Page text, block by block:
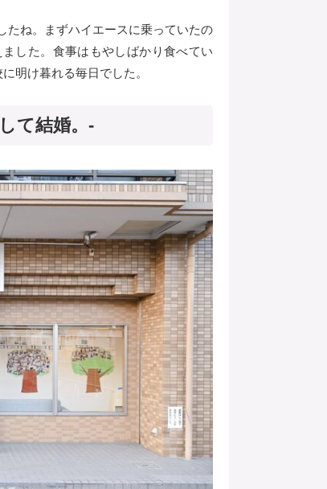
たね。まずハイエースに乗っていたの
した。食事はもやしばかり食べてい
明け暮れる毎日でした。
て結婚。-